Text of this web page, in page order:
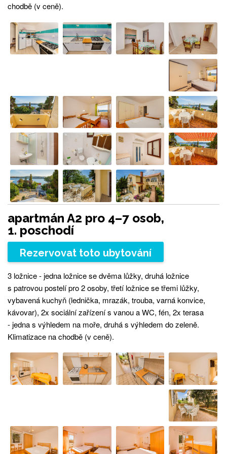
chodbě (v ceně).
apartmán A2 pro 4–7 osob,
1. poschodí
Rezervovat toto ubytování
3 ložnice - jedna ložnice se dvěma lůžky, druhá ložnice
s patrovou postelí pro 2 osoby, třetí ložnice se třemi lůžky,
vybavená kuchyň (lednička, mrazák, trouba, varná konvice,
kávovar), 2x sociální zařízení s vanou a WC, fén, 2x terasa
- jedna s výhledem na moře, druhá s výhledem do zeleně.
Klimatizace na chodbě (v ceně).